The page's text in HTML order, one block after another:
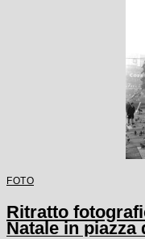
FOTO
Ritratto
Natale in piazza